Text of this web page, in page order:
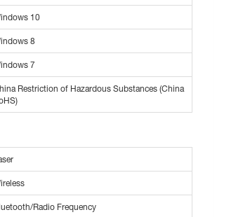
10
8
7
Restriction of Hazardous Substances (China
Radio Frequency